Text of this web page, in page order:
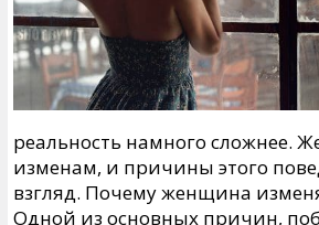
реальность намного сложнее.
изменам, и причины этого
взгляд. Почему женщина
Одной из основных причин,